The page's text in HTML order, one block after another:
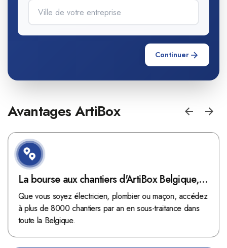
Continuer
Avantages ArtiBox
La bourse aux chantiers d'ArtiBox Belgique,
véritable mine d'or !
Que vous soyez électricien, plombier ou maçon, accédez
à plus de 8000 chantiers par an en sous-traitance dans
toute la Belgique.